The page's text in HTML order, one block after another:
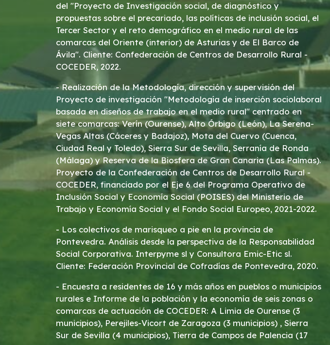
del "Proyecto de Investigación social, de diagnóstico y
propuestas sobre el precariado, las políticas de inclusión social, el
Tercer Sector y el reto demográfico en el medio rural de las
comarcas del Oriente (interior) de Asturias y de El Barco de
Ávila". Cliente: Confederación de Centros de Desarrollo Rural -
COCEDER, 2022.
- Realización de la Metodología, dirección y supervisión del
Proyecto de investigación "Metodología de inserción sociolaboral
basada en diseños de trabajo en el medio rural" centrado en
siete comarcas: Verín (Ourense), Alto Órbigo (León), La Serena-
Vegas Altas (Cáceres y Badajoz), Mota del Cuervo (Cuenca,
Ciudad Real y Toledo), Sierra Sur de Sevilla, Serranía de Ronda
(Málaga) y Reserva de la Biosfera de Gran Canaria (Las Palmas).
Proyecto de la Confederación de Centros de Desarrollo Rural -
COCEDER, financiado por el Eje 6 del Programa Operativo de
Inclusión Social y Economía Social (POISES) del Ministerio de
Trabajo y Economía Social y el Fondo Social Europeo, 2021-2022.
- Los colectivos de marisqueo a pie en la provincia de
Pontevedra. Análisis desde la perspectiva de la Responsabilidad
Social Corporativa. Interpyme sl y Consultora Emic-Etic sl.
Cliente: Federación Provincial de Cofradías de Pontevedra, 2020.
- Encuesta a residentes de 16 y más años en pueblos o municipios
rurales e Informe de la población y la economía de seis zonas o
comarcas de actuación de COCEDER: A Limia de Ourense (3
municipios), Perejiles-Vicort de Zaragoza (3 municipios) , Sierra
Sur de Sevilla (4 municipios), Tierra de Campos de Palencia (17